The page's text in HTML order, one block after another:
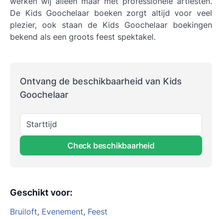
De Kids Goochelaar boeken zorgt altijd voor veel
plezier, ook staan de Kids Goochelaar boekingen
bekend als een groots feest spektakel.
Ontvang de beschikbaarheid van Kids
Goochelaar
Starttijd
Check beschikbaarheid
Geschikt voor:
Bruiloft, Evenement, Feest